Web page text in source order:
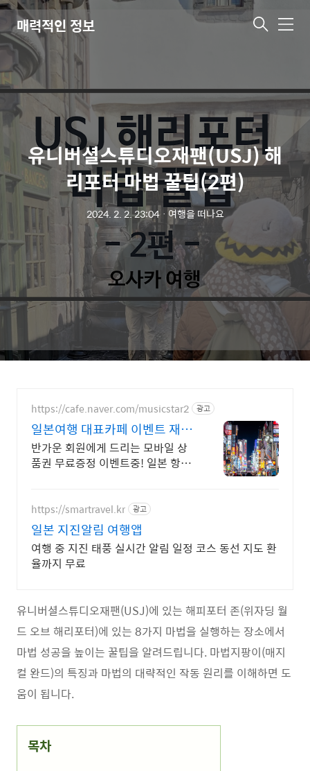
매력적인 정보 메
유니버셜스튜디오재팬(USJ) 해
리포터 마법 꿀팁(2편)
2024. 2. 2. 23:04ㆍ 여행을 떠나요
https://cafe.naver.com/musicstar2 광고
일본여행 대표카페 이벤트 재팬
로그
반가운 회원에게 드리는 모바일 상
품권 무료증정 이벤트중! 일본 항공
https://smartravel.kr 광고
일본 지진알림 여행앱
여행 중 지진 태풍 실시간 알림 일정 코스 동선 지도 환
율까지 무료
유니버셜스튜디오재팬(USJ)에 있는 해피포터 존(위자딩 월
드 오브 해리포터)에 있는 8가지 마법을 실행하는 장소에서
마법 성공을 높이는 꿀팁을 알려드립니다. 마법지팡이(매지
컬 완드)의 특징과 마법의 대략적인 작동 원리를 이해하면 도
움이 됩니다.
목차